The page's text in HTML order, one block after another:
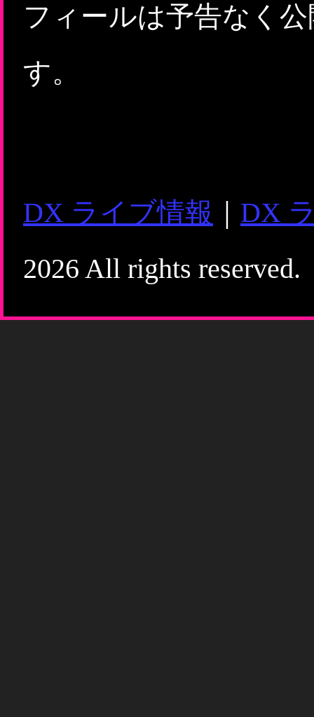
フィールは予告なく
す。
DX ライブ情報
DX
2026 All rights reserved.